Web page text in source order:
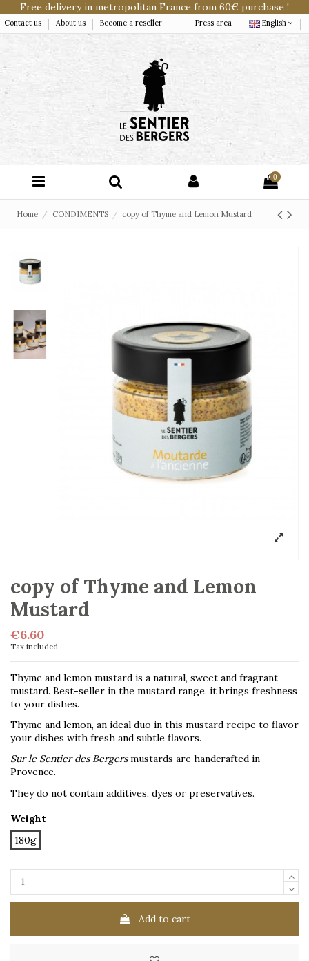
Free delivery in metropolitan France from 60€ purchase !
Contact us About us Become a reseller Press area English
0
Home CONDIMENTS copy of Thyme and Lemon Mustard
copy of Thyme and Lemon
Mustard
€6.60
Tax included
Thyme and lemon mustard is a natural, sweet and fragrant
mustard. Best-seller in the mustard range, it brings freshness
to your dishes.
Thyme and lemon, an ideal duo in this mustard recipe to flavor
your dishes with fresh and subtle flavors.
Sur le Sentier des Bergersmustards are handcrafted in
Provence.
They do not contain additives, dyes or preservatives.
Weight
180g
Add to cart